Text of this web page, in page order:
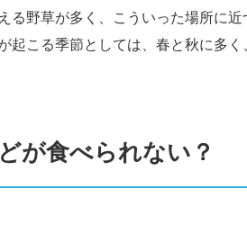
る野草が多く、こういった場所に近
起こる季節としては、春と秋に多く
が食べられない？